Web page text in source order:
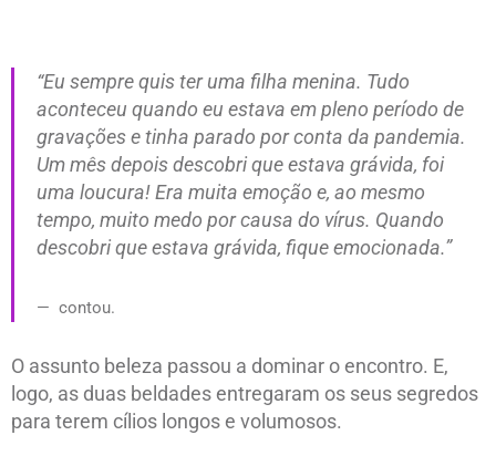
“Eu sempre quis ter uma filha menina. Tudo
aconteceu quando eu estava em pleno período de
gravações e tinha parado por conta da pandemia.
Um mês depois descobri que estava grávida, foi
uma loucura! Era muita emoção e, ao mesmo
tempo, muito medo por causa do vírus. Quando
descobri que estava grávida, fique emocionada.”
contou.
O assunto beleza passou a dominar o encontro. E,
logo, as duas beldades entregaram os seus segredos
para terem cílios longos e volumosos.